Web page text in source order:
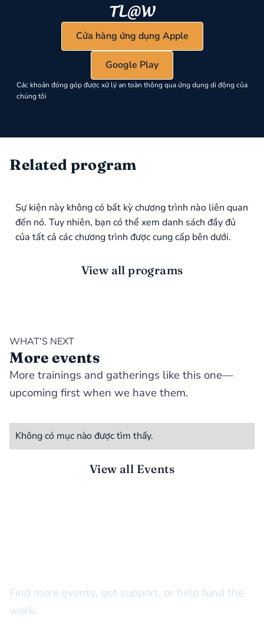
Cửa hàng ứng dụng Apple
Google Play
Các khoản đóng góp được xử lý an toàn thông qua ứng dụng di động của
chúng tôi
Related program
Sự kiện này không có bất kỳ chương trình nào liên quan
đến nó. Tuy nhiên, bạn có thể xem danh sách đầy đủ
của tất cả các chương trình được cung cấp bên dưới.
View all programs
WHAT'S NEXT
More events
More trainings and gatherings like this one—
upcoming first when we have them.
Không có mục nào được tìm thấy.
View all Events
Find more events, get support, or help fund the
work.